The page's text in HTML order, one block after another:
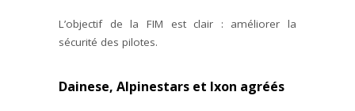
L’objectif de la FIM est clair : améliorer la
sécurité des pilotes.
Dainese, Alpinestars et Ixon agréés